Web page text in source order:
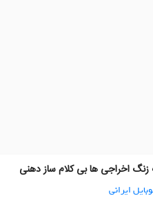
اخراجی ها بی کلام ساز دهنی
ایرانی